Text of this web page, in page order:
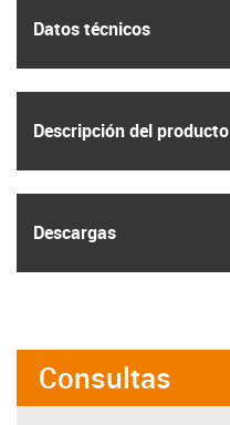
Datos técnicos
Descripción del producto
Descargas
Consultas